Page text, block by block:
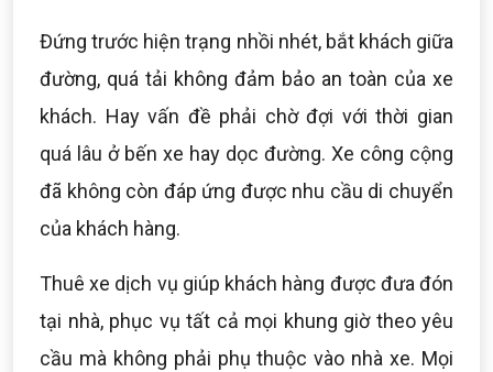
Đứng trước hiện trạng nhồi nhét, bắt khách giữa
đường, quá tải không đảm bảo an toàn của xe
khách. Hay vấn đề phải chờ đợi với thời gian
quá lâu ở bến xe hay dọc đường. Xe công cộng
đã không còn đáp ứng được nhu cầu di chuyển
của khách hàng.
Thuê xe dịch vụ giúp khách hàng được đưa đón
tại nhà, phục vụ tất cả mọi khung giờ theo yêu
cầu mà không phải phụ thuộc vào nhà xe. Mọi